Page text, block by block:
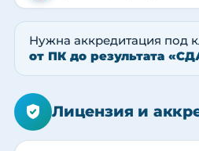
Нужна аккредитация под
от ПК до результата
Лицензия и